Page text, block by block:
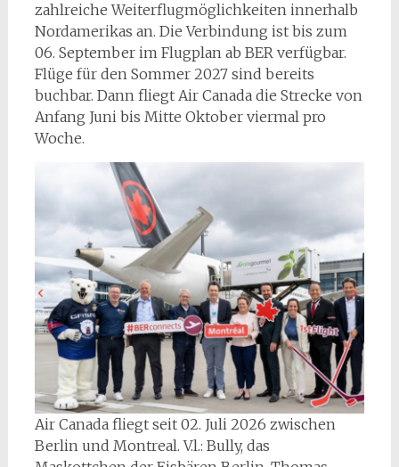
zahlreiche Weiterflugmöglichkeiten innerhalb
Nordamerikas an. Die Verbindung ist bis zum
06. September im Flugplan ab BER verfügbar.
Flüge für den Sommer 2027 sind bereits
buchbar. Dann fliegt Air Canada die Strecke von
Anfang Juni bis Mitte Oktober viermal pro
Woche.
Air Canada fliegt seit 02. Juli 2026 zwischen
Berlin und Montreal. V.l.: Bully, das